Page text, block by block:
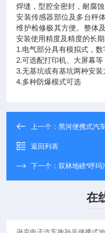
焊缝，型腔全密封，耐腐
安装传感器部位及多台秤
维护检修极其方便。整体
安装使用精度及精度的长期
1.电气部分具有模拟式，
2.可选配打印机、大屏幕等
3.无基坑或有基坑两种安
4.多种防爆模式可选
上一个：黑河便携式汽
返回列表
下一个：双林地磅*呼玛
在